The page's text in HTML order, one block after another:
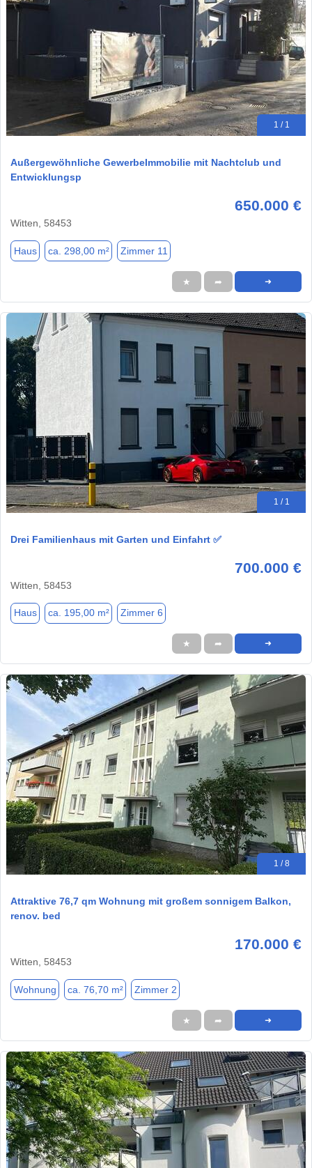
1 / 1
Außergewöhnliche GewerbeImmobilie mit Nachtclub und
Entwicklungsp
650.000 €
Witten, 58453
Haus ca. 298,00 m² Zimmer 11
★ ➦ ➜
1 / 1
Drei Familienhaus mit Garten und Einfahrt ✅
700.000 €
Witten, 58453
Haus ca. 195,00 m² Zimmer 6
★ ➦ ➜
1 / 8
Attraktive 76,7 qm Wohnung mit großem sonnigem Balkon,
renov. bed
170.000 €
Witten, 58453
Wohnung ca. 76,70 m² Zimmer 2
★ ➦ ➜